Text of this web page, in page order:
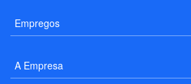
Empregos
A Empresa